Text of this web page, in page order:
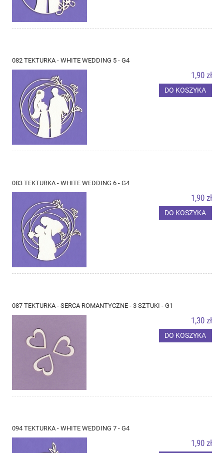
082 TEKTURKA - WHITE WEDDING 5 - G4
1,90 zł
DO KOSZYKA
083 TEKTURKA - WHITE WEDDING 6 - G4
1,90 zł
DO KOSZYKA
087 TEKTURKA - SERCA ROMANTYCZNE - 3 SZTUKI - G1
1,30 zł
DO KOSZYKA
094 TEKTURKA - WHITE WEDDING 7 - G4
1,90 zł